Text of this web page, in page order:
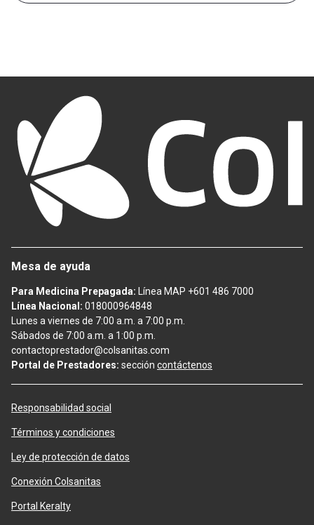
Mesa de ayuda
Para Medicina Prepagada: Línea MAP +601 486 7000
Línea Nacional: 018000964848
Lunes a viernes de 7:00 a.m. a 7:00 p.m.
Sábados de 7:00 a.m. a 1:00 p.m.
contactoprestador@colsanitas.com
Portal de Prestadores: sección contáctenos
Responsabilidad social
Términos y condiciones
Ley de protección de datos
Conexión Colsanitas
Portal Keralty